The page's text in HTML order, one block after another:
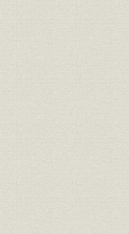
2. 役職から職能資
3. 管理職に先行実
4. 難航した一般職
5. 組合、75%の高率
第2節 新年金制度
1. 大量退職に備え
2. 過去債務が課題
3. ぎりぎりの認可
第2部 特集・テロと戦争の時代